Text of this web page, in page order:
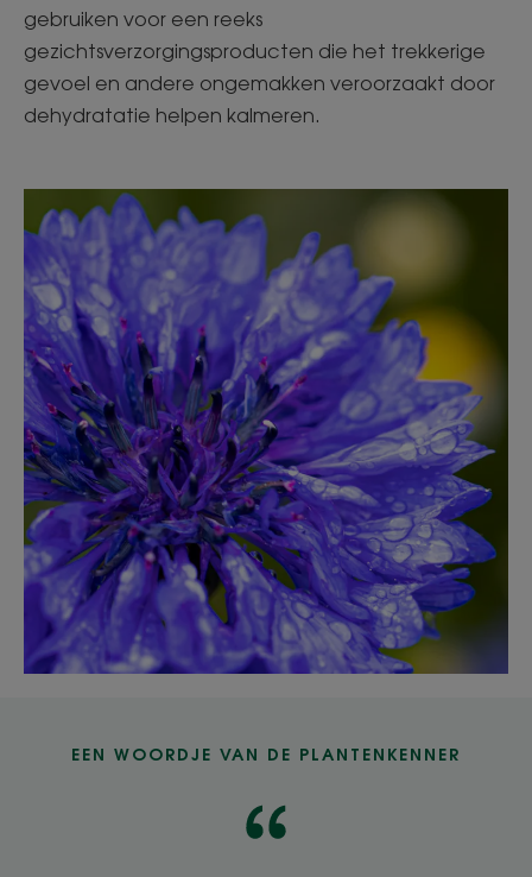
gebruiken voor een reeks
gezichtsverzorgingsproducten die het trekkerige
gevoel en andere ongemakken veroorzaakt door
dehydratatie helpen kalmeren.
EEN WOORDJE VAN DE PLANTENKENNER